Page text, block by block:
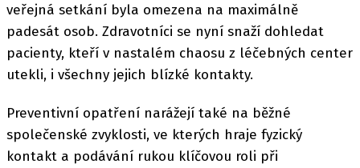
veřejná setkání byla omezena na maximálně
padesát osob. Zdravotníci se nyní snaží dohledat
pacienty, kteří v nastalém chaosu z léčebných center
utekli, i všechny jejich blízké kontakty.
Preventivní opatření narážejí také na běžné
společenské zvyklosti, ve kterých hraje fyzický
kontakt a podávání rukou klíčovou roli při